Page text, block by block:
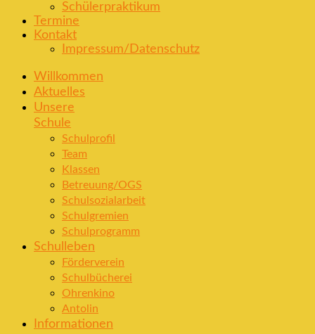
Schülerpraktikum
Termine
Kontakt
Impressum/Datenschutz
Willkommen
Aktuelles
Unsere
Schule
Schulprofil
Team
Klassen
Betreuung/OGS
Schulsozialarbeit
Schulgremien
Schulprogramm
Schulleben
Förderverein
Schulbücherei
Ohrenkino
Antolin
Informationen